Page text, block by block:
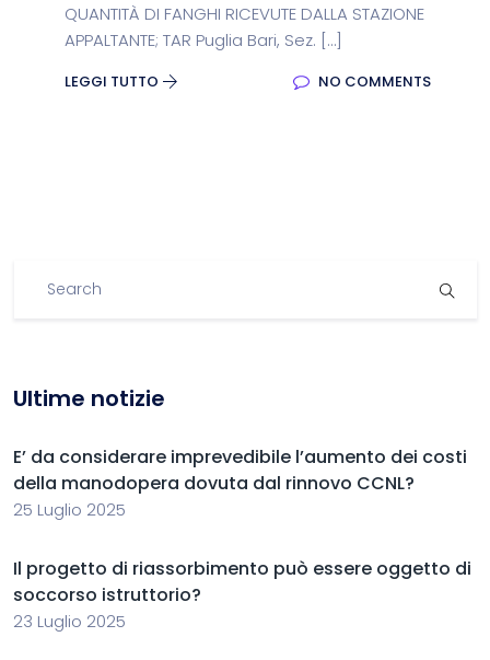
QUANTITÀ DI FANGHI RICEVUTE DALLA STAZIONE
APPALTANTE; TAR Puglia Bari, Sez. […]
LEGGI TUTTO NO COMMENTS
Ultime notizie
E’ da considerare imprevedibile l’aumento dei costi
della manodopera dovuta dal rinnovo CCNL?
25 Luglio 2025
Il progetto di riassorbimento può essere oggetto di
soccorso istruttorio?
23 Luglio 2025